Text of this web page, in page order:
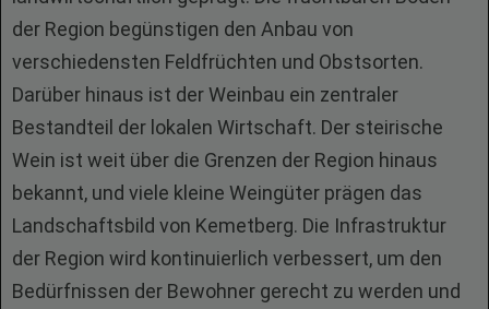
der Region begünstigen den Anbau von
verschiedensten Feldfrüchten und Obstsorten.
Darüber hinaus ist der Weinbau ein zentraler
Bestandteil der lokalen Wirtschaft. Der steirische
Wein ist weit über die Grenzen der Region hinaus
bekannt, und viele kleine Weingüter prägen das
Landschaftsbild von Kemetberg. Die Infrastruktur
der Region wird kontinuierlich verbessert, um den
Bedürfnissen der Bewohner gerecht zu werden und